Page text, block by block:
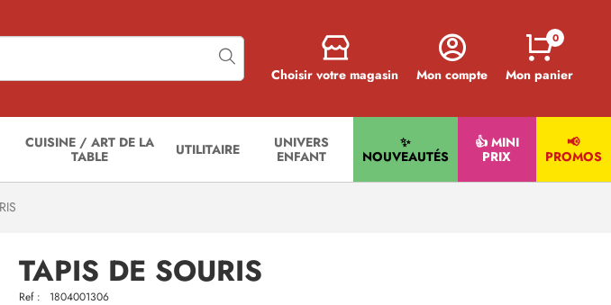
Choisir votre magasin Mon compte Mon panier
0
CUISINE / ART DE LA
TABLE
UTILITAIRE
UNIVERS
ENFANT
✨
NOUVEAUTÉS
👍 MINI
PRIX
📢
PROMOS
TAPIS DE SOURIS
Ref : 1804001306